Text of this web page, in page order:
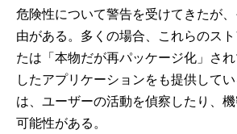
危険性について警告を受けてきたが
由がある。多くの場合、これらのス
たは「本物だが再パッケージ化」さ
したアプリケーションをも提供して
は、ユーザーの活動を偵察したり、
可能性がある。